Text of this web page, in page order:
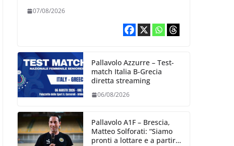
abbiamo le idee chiare siu
cosa vogliamo fare”
07/08/2026
Pallavolo Azzurre – Test-
match Italia B-Grecia
diretta streaming
06/08/2026
Pallavolo A1F – Brescia,
Matteo Solforati: “Siamo
pronti a lottare e a partire